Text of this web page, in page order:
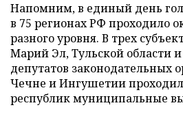
Напомним, в единый день
в 75 регионах РФ проходило
разного уровня. В трех
Марий Эл, Тульской области
депутатов законодательных
Чечне и Ингушетии
республик муниципальные